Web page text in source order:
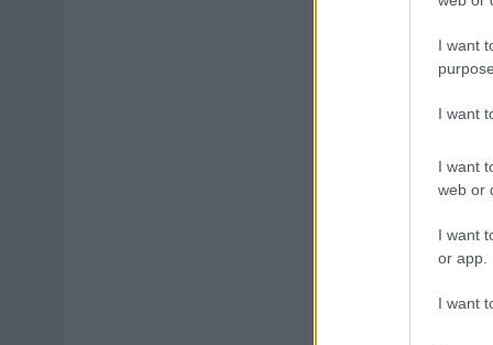
I want
I want
I want
web or
I want
or app.
I want